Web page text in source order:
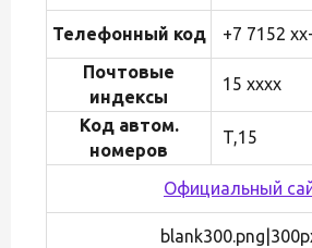
Телефонный код
+7 7152
Почтовые
индексы
15 xxxx
Код автом.
номеров
T,15
Официальный